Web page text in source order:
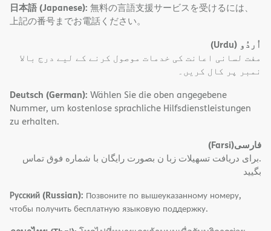
日本語 (Japanese): 無料の言語支援サービスを受けるには、
上記の番号までお電話ください。
اُردُو (Urdu)
مفت لسانی اعانت کی خدمات موصول کرنے کے لیے درج بالا
نمبر پر کال کریں۔
Deutsch (German): Wählen Sie die oben angegebene
Nummer, um kostenlose sprachliche Hilfsdienstleistungen
zu erhalten.
فارسی(Farsi)
.برای دریافت تسهیلات زبا ن بصورت رایگان با شماره فوق تماس
بگیید
Русский (Russian): Позвоните по вышеуказанному номеру,
чтобы получить бесплатную языковую поддержку.